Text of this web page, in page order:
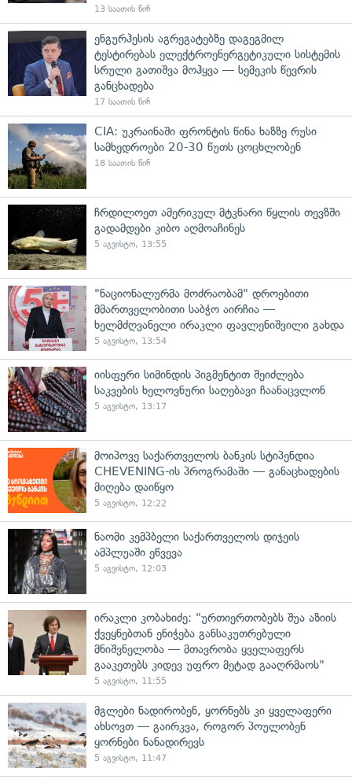
13 საათის წინ
ენგურჰესის აგრეგატებზე დაგეგმილ
ტესტირებას ელექტროენერგეტიკული სისტემის
სრული გათიშვა მოჰყვა — სემეკის წევრის
განცხადება
17 საათის წინ
CIA: უკრაინაში ფრონტის წინა ხაზზე რუსი
სამხედროები 20-30 წუთს ცოცხლობენ
18 საათის წინ
ჩრდილოეთ ამერიკულ მტკნარი წყლის თევზში
გადამდები კიბო აღმოაჩინეს
5 აგვისტო, 13:55
"ნაციონალურმა მოძრაობამ" დროებითი
მმართველობითი საბჭო აირჩია —
ხელმძღვანელი ირაკლი ფავლენიშვილი გახდა
5 აგვისტო, 13:54
იისფერი სიმინდის პიგმენტით შეიძლება
საკვების ხელოვნური საღებავი ჩაანაცვლონ
5 აგვისტო, 13:17
მოიპოვე საქართველოს ბანკის სტიპენდია
CHEVENING-ის პროგრამაში — განაცხადების
მიღება დაიწყო
5 აგვისტო, 12:22
ნაომი კემპბელი საქართველოს დიჯეის
ამპლუაში ეწვევა
5 აგვისტო, 12:03
ირაკლი კობახიძე: "ურთიერთობებს შუა აზიის
ქვეყნებთან ენიჭება განსაკუთრებული
მნიშვნელობა — მთავრობა ყველაფერს
გააკეთებს კიდევ უფრო მეტად გააღრმაოს"
5 აგვისტო, 11:55
მგლები ნადირობენ, ყორნებს კი ყველაფერი
ახსოვთ — გაირკვა, როგორ პოულობენ
ყორნები ნანადირევს
5 აგვისტო, 11:47